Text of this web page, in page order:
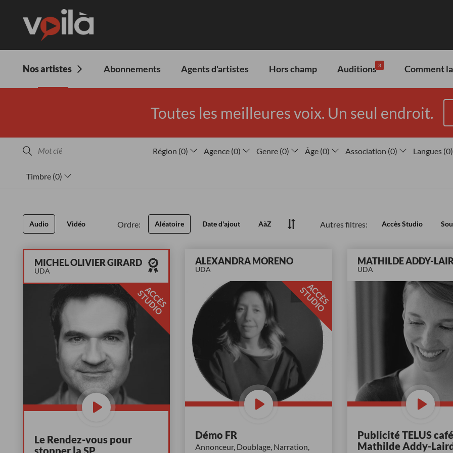
Nos artistes Abonnements Agents d'artistes Hors champ Auditions 3 Comment
Toutes les meilleures voix. Un seul endroit.
Région (0) Agence (0) Genre (0) Âge (0) Association (0) Langues (0)
Timbre (0)
Audio Vidéo Ordre: Aléatoire Date d'ajout AàZ Autres filtres: Accès Studio
MICHEL OLIVIER GIRARD
UDA
A
C
C
È
S
S
T
U
D
I
O
Le Rendez-vous pour
ALEXANDRA MORENO
UDA
A
C
C
È
S
S
T
U
D
I
O
Démo FR
Annonceur, Doublage, Narration,
MATHILDE ADDY-
UDA
Publicité TELUS
Mathilde Addy-Laird